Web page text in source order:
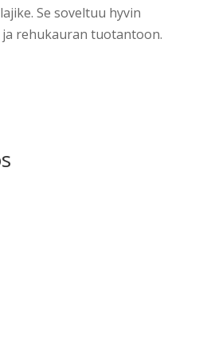
Se soveltuu hyvin
rehukauran tuotantoon.